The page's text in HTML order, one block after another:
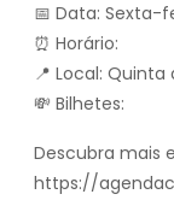
📅 Data: Sexta-
⏰ Horário:
📍 Local:
💸 Bilhetes:
Descubra mais
https://